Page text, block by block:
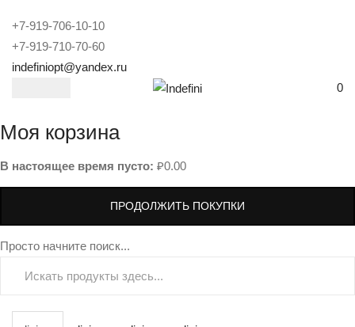
+7-919-706-10-10
+7-919-710-70-60
indefiniopt@yandex.ru
0
Моя корзина
В настоящее время пусто: ₽0.00
ПРОДОЛЖИТЬ ПОКУПКИ
Просто начните поиск...